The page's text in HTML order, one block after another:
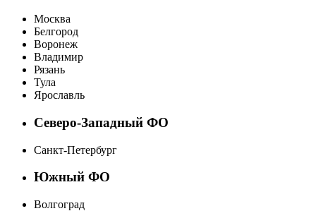
Москва
Белгород
Воронеж
Владимир
Рязань
Тула
Ярославль
Северо-Западный ФО
Санкт-Петербург
Южный ФО
Волгоград